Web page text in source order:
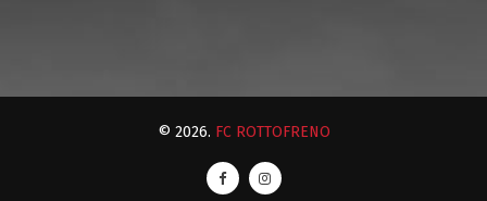
© 2026. FC ROTTOFRENO